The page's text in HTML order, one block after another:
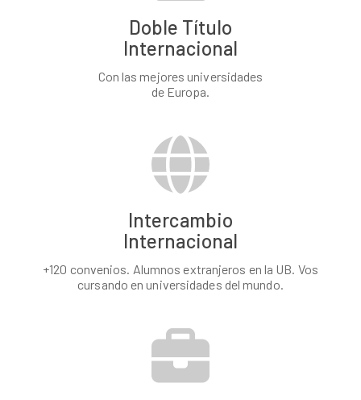
Doble Título
Internacional
Con las mejores universidades
de Europa.
Intercambio
Internacional
+120 convenios. Alumnos extranjeros en la UB. Vos
cursando en universidades del mundo.